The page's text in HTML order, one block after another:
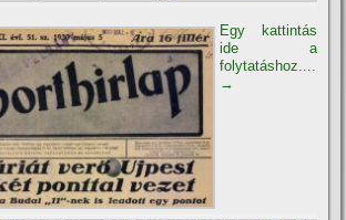
Egy kattintás
ide a
folytatáshoz....
→